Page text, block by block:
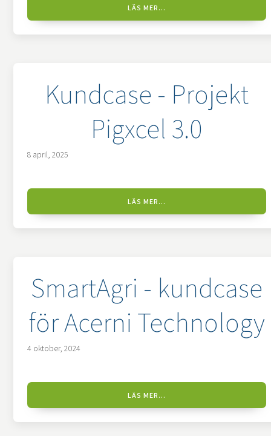
LÄS MER...
Kundcase - Projekt
Pigxcel 3.0
8 april, 2025
LÄS MER...
SmartAgri - kundcase
för Acerni Technology
4 oktober, 2024
LÄS MER...